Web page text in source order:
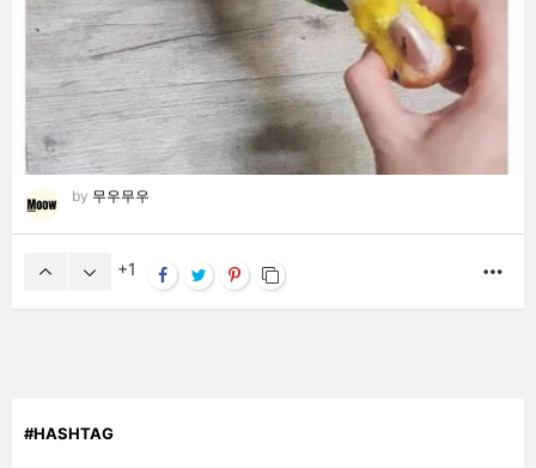
by 무우무우
1
#HASHTAG